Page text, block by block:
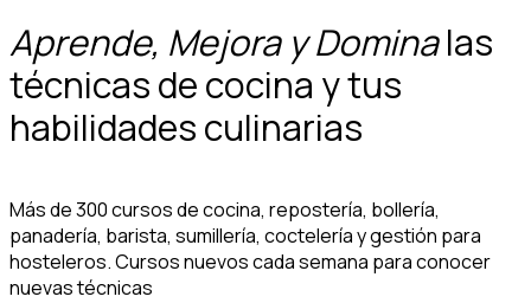
Aprende, Mejora y Dominalas
técnicas de cocina y tus
habilidades culinarias
Más de 300 cursos de cocina, repostería, bollería,
panadería, barista, sumillería, coctelería y gestión para
hosteleros. Cursos nuevos cada semana para conocer
nuevas técnicas